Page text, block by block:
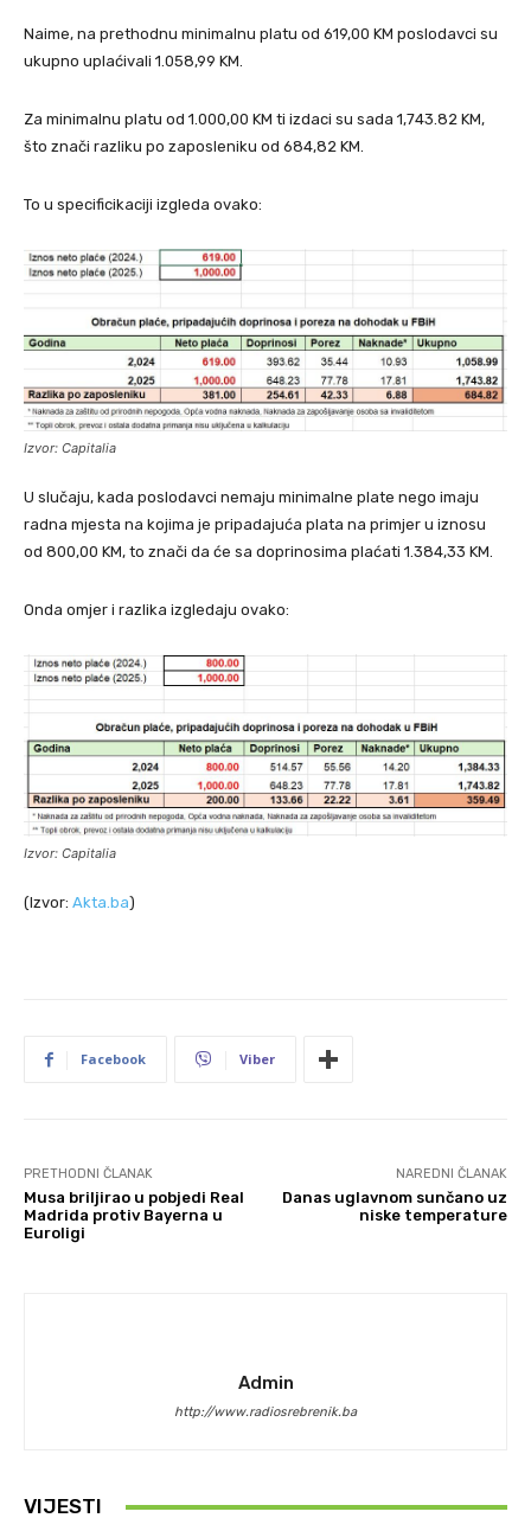
Naime, na prethodnu minimalnu platu od 619,00 KM poslodavci su
ukupno uplaćivali 1.058,99 KM.
Za minimalnu platu od 1.000,00 KM ti izdaci su sada 1,743.82 KM,
što znači razliku po zaposleniku od 684,82 KM.
To u specificikaciji izgleda ovako:
Izvor: Capitalia
U slučaju, kada poslodavci nemaju minimalne plate nego imaju
radna mjesta na kojima je pripadajuća plata na primjer u iznosu
od 800,00 KM, to znači da će sa doprinosima plaćati 1.384,33 KM.
Onda omjer i razlika izgledaju ovako:
Izvor: Capitalia
(Izvor: Akta.ba)
Facebook Viber
PRETHODNI ČLANAK
Musa briljirao u pobjedi Real
Madrida protiv Bayerna u
Euroligi
NAREDNI ČLANAK
Danas uglavnom sunčano uz
niske temperature
Admin
http://www.radiosrebrenik.ba
VIJESTI